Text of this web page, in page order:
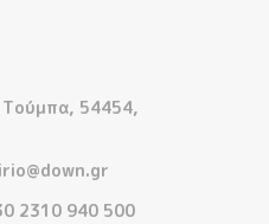
Τούμπα, 54454,
2310 940 500